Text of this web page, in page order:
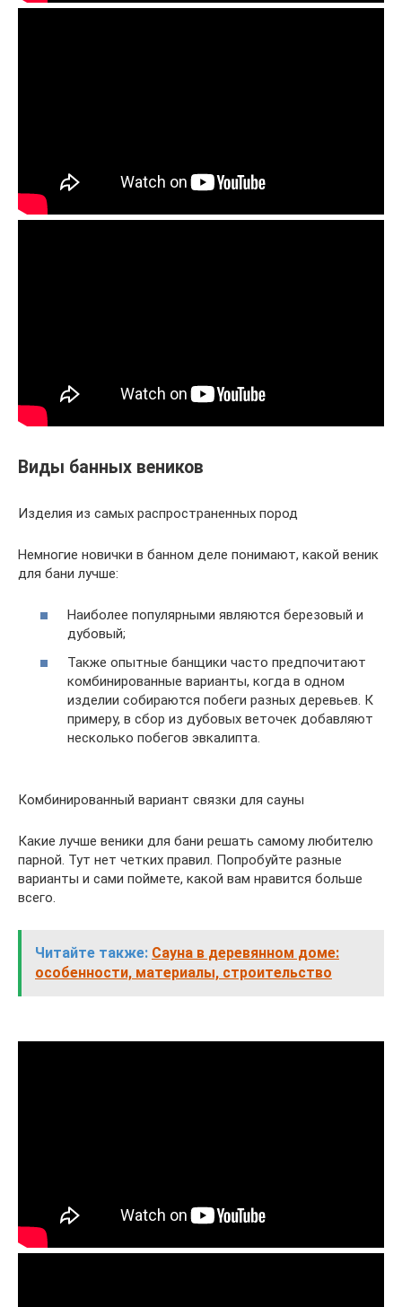
Виды банных веников
Изделия из самых распространенных пород
Немногие новички в банном деле понимают, какой веник
для бани лучше:
Наиболее популярными являются березовый и
дубовый;
Также опытные банщики часто предпочитают
комбинированные варианты, когда в одном
изделии собираются побеги разных деревьев. К
примеру, в сбор из дубовых веточек добавляют
несколько побегов эвкалипта.
Комбинированный вариант связки для сауны
Какие лучше веники для бани решать самому любителю
парной. Тут нет четких правил. Попробуйте разные
варианты и сами поймете, какой вам нравится больше
всего.
Читайте также: Сауна в деревянном доме:
особенности, материалы, строительство